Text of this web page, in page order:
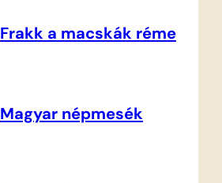
Frakk a macskák réme
Magyar népmesék